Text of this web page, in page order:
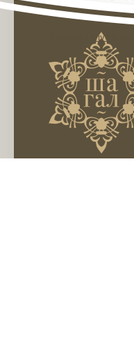
Ресторан клуб Шагал